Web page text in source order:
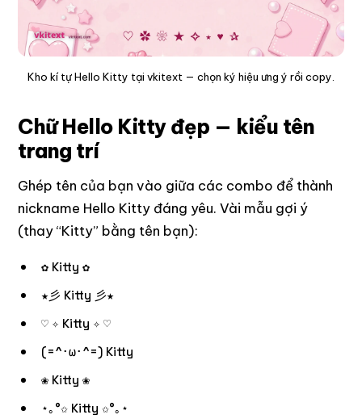
Kho kí tự Hello Kitty tại vkitext — chọn ký hiệu ưng ý rồi copy.
Chữ Hello Kitty đẹp — kiểu tên
trang trí
Ghép tên của bạn vào giữa các combo để thành
nickname Hello Kitty đáng yêu. Vài mẫu gợi ý
(thay “Kitty” bằng tên bạn):
✿ Kitty ✿
★彡 Kitty 彡★
♡ ✧ Kitty ✧ ♡
(=^･ω･^=) Kitty
❀ Kitty ❀
⋆｡°✩ Kitty ✩°｡⋆